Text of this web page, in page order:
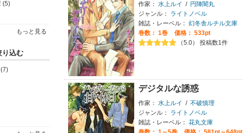
(5)
もっと見る
り込む
作家： 水上ルイ / 円陣闇丸
ジャンル：
ライトノベル
雑誌・レーベル： 幻冬舎ルチル文庫
巻数： 1巻
価格： 533pt
（5.0） 投稿数1件
デジタルな誘惑
作家： 水上ルイ / 不破慎理
ジャンル：
ライトノベル
雑誌・レーベル： 花丸文庫